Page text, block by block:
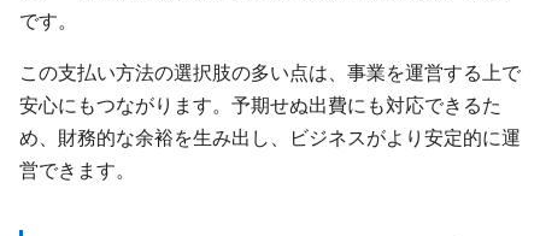
です。
この支払い方法の選択肢の多い点は、事業を運営する上で
安心にもつながります。予期せぬ出費にも対応できるた
め、財務的な余裕を生み出し、ビジネスがより安定的に運
営できます。